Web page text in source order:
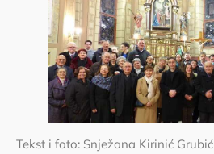
Tekst i foto: Snježana Kirinić Grubić